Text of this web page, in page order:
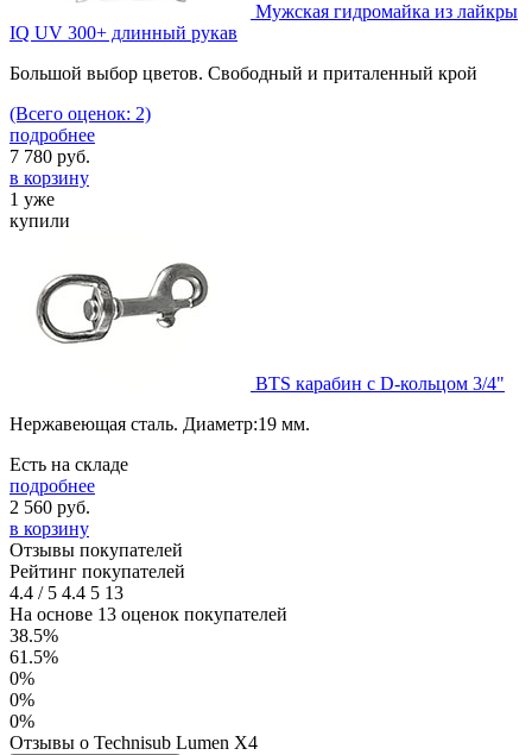
Мужская гидромайка из лайкры
IQ UV 300+ длинный рукав
Большой выбор цветов. Свободный и приталенный крой
(Всего оценок: 2)
подробнее
7 780 руб.
в корзину
1 уже
купили
BTS карабин с D-кольцом 3/4"
Нержавеющая сталь. Диаметр:19 мм.
Есть на складе
подробнее
2 560 руб.
в корзину
Отзывы покупателей
Рейтинг покупателей
4.4 /5 4.4 5 13
На основе 13 оценок покупателей
38.5%
61.5%
0%
0%
0%
Отзывы о Technisub Lumen X4